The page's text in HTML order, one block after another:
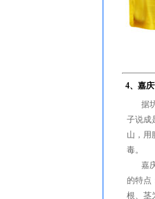
4、嘉庆
据坊
子说成
山，用
毒。
嘉庆
的特点
根、茎